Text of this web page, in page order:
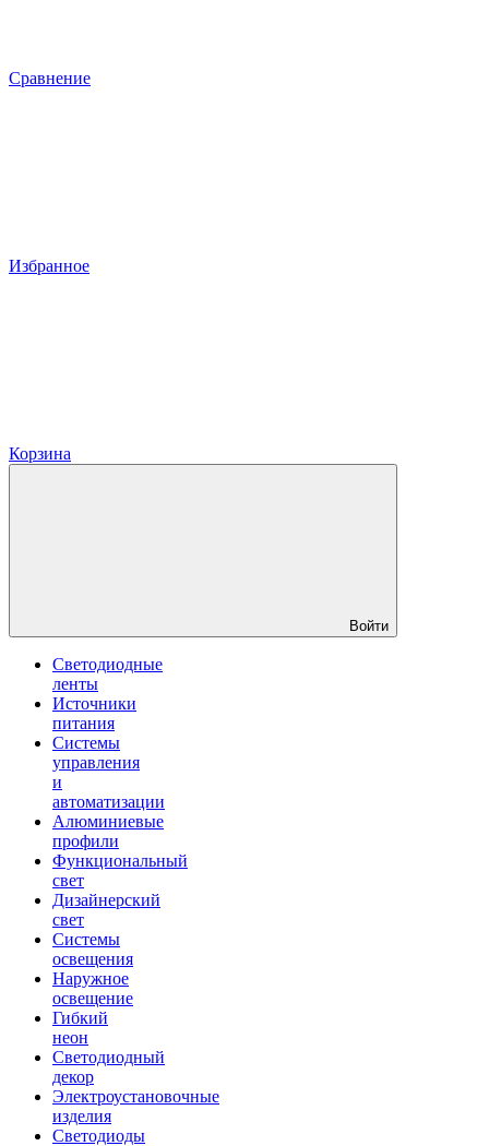
Сравнение
Избранное
Корзина
Войти
Светодиодные
ленты
Источники
питания
Системы
управления
и
автоматизации
Алюминиевые
профили
Функциональный
свет
Дизайнерский
свет
Системы
освещения
Наружное
освещение
Гибкий
неон
Светодиодный
декор
Электроустановочные
изделия
Светодиоды